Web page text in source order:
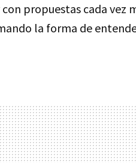
con propuestas cada vez
la forma de